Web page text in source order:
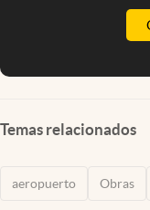
Temas relacionados
aeropuerto Obras